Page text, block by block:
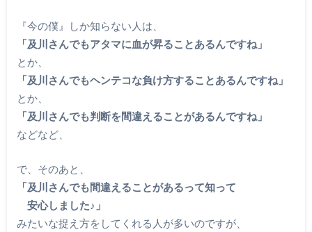
『今の僕』しか知らない人は、
「及川さんでもアタマに血が昇ることあるんですね」
とか、
「及川さんでもヘンテコな負け方することあるんですね」
とか、
「及川さんでも判断を間違えることがあるんですね」
などなど、
で、そのあと、
「及川さんでも間違えることがあるって知って
安心しました♪」
みたいな捉え方をしてくれる人が多いのですが、